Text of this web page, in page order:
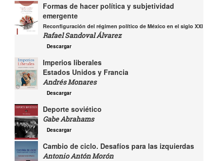
Formas de hacer política y subjetividad
emergente
Reconfiguración del régimen político de México en el siglo XXI
Rafael Sandoval Álvarez
Descargar
Imperios liberales
Estados Unidos y Francia
Andrés Monares
Descargar
Deporte soviético
Gabe Abrahams
Descargar
Cambio de ciclo. Desafíos para las izquierdas
Antonio Antón Morón